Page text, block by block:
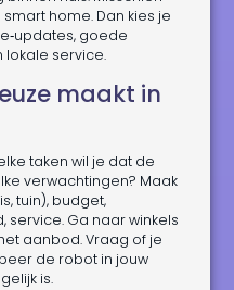
home. Dan kies je
goede
lokale service.
maakt in
taken wil je dat de
verwachtingen? Maak
tuin), budget,
service. Ga naar winkels
aanbod. Vraag of je
de robot in jouw
is.